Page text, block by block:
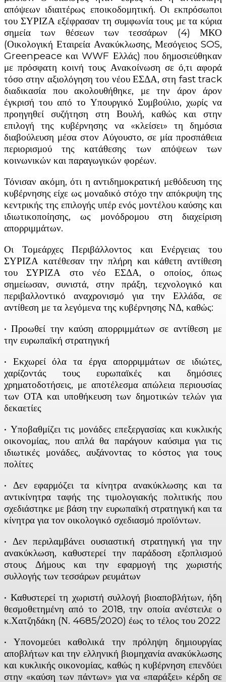
απόψεων ιδιαιτέρως εποικοδομητική. Οι εκπρόσωποι
του ΣΥΡΙΖΑ εξέφρασαν τη συμφωνία τους με τα κύρια
σημεία των θέσεων των τεσσάρων (4) ΜΚΟ
(Οικολογική Εταιρεία Ανακύκλωσης, Μεσόγειος SOS,
Greenpeace και WWF Ελλάς) που δημοσιεύθηκαν
με πρόσφατη κοινή τους Ανακοίνωση σε ό,τι αφορά
τόσο στην αξιολόγηση του νέου ΕΣΔΑ, στη fast track
διαδικασία που ακολουθήθηκε, με την άρον άρον
έγκρισή του από το Υπουργικό Συμβούλιο, χωρίς να
προηγηθεί συζήτηση στη Βουλή, καθώς και στην
επιλογή της κυβέρνησης να «κλείσει» τη δημόσια
διαβούλευση μέσα στον Αύγουστο, σε μία προσπάθεια
περιορισμού της κατάθεσης των απόψεων των
κοινωνικών και παραγωγικών φορέων.
Τόνισαν ακόμη, ότι η αντιδημοκρατική μεθόδευση της
κυβέρνησης είχε ως μοναδικό στόχο την απόκρυψη της
κεντρικής της επιλογής υπέρ ενός μοντέλου καύσης και
ιδιωτικοποίησης, ως μονόδρομου στη διαχείριση
απορριμμάτων.
Οι Τομεάρχες Περιβάλλοντος και Ενέργειας του
ΣΥΡΙΖΑ κατέθεσαν την πλήρη και κάθετη αντίθεση
του ΣΥΡΙΖΑ στο νέο ΕΣΔΑ, ο οποίος, όπως
σημείωσαν, συνιστά, στην πράξη, τεχνολογικό και
περιβαλλοντικό αναχρονισμό για την Ελλάδα, σε
αντίθεση με τα λεγόμενα της κυβέρνησης ΝΔ, καθώς:
• Προωθεί την καύση απορριμμάτων σε αντίθεση με
την ευρωπαϊκή στρατηγική
• Εκχωρεί όλα τα έργα απορριμμάτων σε ιδιώτες,
χαρίζοντάς τους ευρωπαϊκές και δημόσιες
χρηματοδοτήσεις, με αποτέλεσμα απώλεια περιουσίας
των ΟΤΑ και υποθήκευση των δημοτικών τελών για
δεκαετίες
• Υποβαθμίζει τις μονάδες επεξεργασίας και κυκλικής
οικονομίας, που απλά θα παράγουν καύσιμα για τις
ιδιωτικές μονάδες, αυξάνοντας το κόστος για τους
πολίτες
• Δεν εφαρμόζει τα κίνητρα ανακύκλωσης και τα
αντικίνητρα ταφής της τιμολογιακής πολιτικής που
σχεδιάστηκε με βάση την ευρωπαϊκή στρατηγική και τα
κίνητρα για τον οικολογικό σχεδιασμό προϊόντων.
• Δεν περιλαμβάνει ουσιαστική στρατηγική για την
ανακύκλωση, καθυστερεί την παράδοση εξοπλισμού
στους Δήμους και την εφαρμογή της χωριστής
συλλογής των τεσσάρων ρευμάτων
• Καθυστερεί τη χωριστή συλλογή βιοαποβλήτων, ήδη
θεσμοθετημένη από το 2018, την οποία ανέστειλε ο
κ.Χατζηδάκη (Ν. 4685/2020) έως το τέλος του 2022
• Υπονομεύει καθολικά την πρόληψη δημιουργίας
αποβλήτων και την ελληνική βιομηχανία ανακύκλωσης
και κυκλικής οικονομίας, καθώς η κυβέρνηση επενδύει
στην «καύση των πάντων» για να «παράξει» κέρδη σε